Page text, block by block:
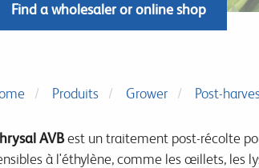
Find a wholesaler or online shop
Produits Grower Post-
AVBest un traitement post-récolte
à l'éthylène, comme les œillets, les